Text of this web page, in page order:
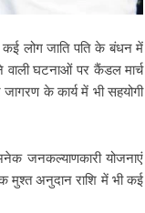
लोग जाति पति के बंधन में
घटनाओं पर कैंडल मार्च
के कार्य में भी सहयोगी
जनकल्याणकारी योजनाएं
मुश्त अनुदान राशि में भी कई